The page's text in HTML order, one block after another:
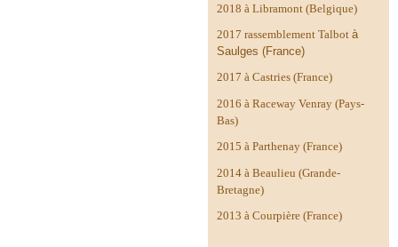
2018 à Libramont (Belgique)
2017 rassemblement Talbot à
Saulges (France)
2017 à Castries (France)
2016 à Raceway Venray (Pays-
Bas)
2015 à Parthenay (France)
2014 à Beaulieu (Grande-
Bretagne)
2013 à Courpière (France)